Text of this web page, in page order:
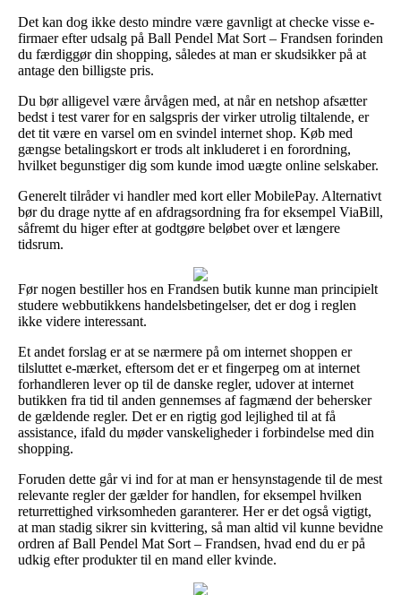
Det kan dog ikke desto mindre være gavnligt at checke visse e-
firmaer efter udsalg på Ball Pendel Mat Sort – Frandsen forinden
du færdiggør din shopping, således at man er skudsikker på at
antage den billigste pris.
Du bør alligevel være årvågen med, at når en netshop afsætter
bedst i test varer for en salgspris der virker utrolig tiltalende, er
det tit være en varsel om en svindel internet shop. Køb med
gængse betalingskort er trods alt inkluderet i en forordning,
hvilket begunstiger dig som kunde imod uægte online selskaber.
Generelt tilråder vi handler med kort eller MobilePay. Alternativt
bør du drage nytte af en afdragsordning fra for eksempel ViaBill,
såfremt du higer efter at godtgøre beløbet over et længere
tidsrum.
Før nogen bestiller hos en Frandsen butik kunne man principielt
studere webbutikkens handelsbetingelser, det er dog i reglen
ikke videre interessant.
Et andet forslag er at se nærmere på om internet shoppen er
tilsluttet e-mærket, eftersom det er et fingerpeg om at internet
forhandleren lever op til de danske regler, udover at internet
butikken fra tid til anden gennemses af fagmænd der behersker
de gældende regler. Det er en rigtig god lejlighed til at få
assistance, ifald du møder vanskeligheder i forbindelse med din
shopping.
Foruden dette går vi ind for at man er hensynstagende til de mest
relevante regler der gælder for handlen, for eksempel hvilken
returrettighed virksomheden garanterer. Her er det også vigtigt,
at man stadig sikrer sin kvittering, så man altid vil kunne bevidne
ordren af Ball Pendel Mat Sort – Frandsen, hvad end du er på
udkig efter produkter til en mand eller kvinde.